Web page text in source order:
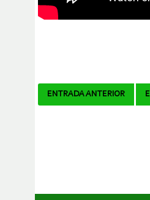
Navegador
ENTRADA ANTERIOR